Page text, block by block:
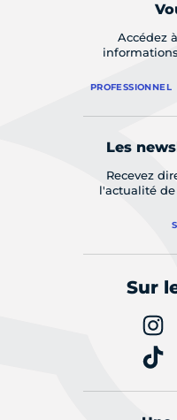
Accédez
PROFESSIONNEL
Les
Recevez
l'actualité
Sur